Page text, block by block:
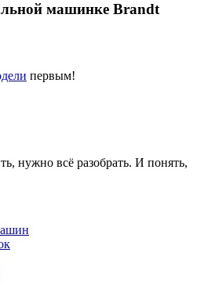
машинке Brandt
первым!
нужно всё разобрать. И понять,